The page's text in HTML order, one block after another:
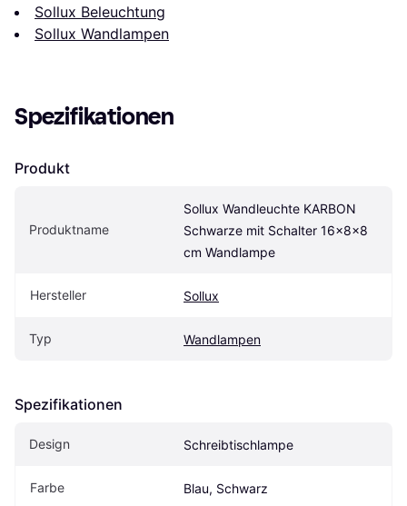
Sollux Beleuchtung
Sollux Wandlampen
Spezifikationen
Produkt
Produktname
Sollux Wandleuchte KARBON
Schwarze mit Schalter 16x8x8
cm Wandlampe
Hersteller Sollux
Typ Wandlampen
Spezifikationen
Design Schreibtischlampe
Farbe Blau, Schwarz